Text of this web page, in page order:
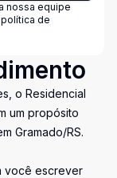
nossa equipe
política de
o Residencial
um propósito
Gramado/RS.
você escrever